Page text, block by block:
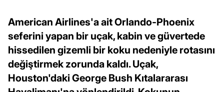
American Airlines'a ait Orlando-Phoenix
seferini yapan bir uçak, kabin ve güvertede
hissedilen gizemli bir koku nedeniyle rotasını
değiştirmek zorunda kaldı. Uçak,
Houston'daki George Bush Kıtalararası